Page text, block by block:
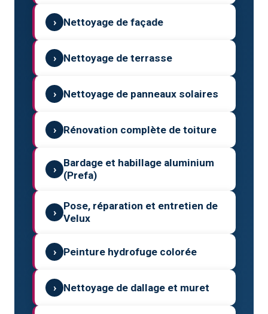
› Nettoyage de façade
› Nettoyage de terrasse
› Nettoyage de panneaux solaires
› Rénovation complète de toiture
›
Bardage et habillage aluminium
(Prefa)
›
Pose, réparation et entretien de
Velux
› Peinture hydrofuge colorée
› Nettoyage de dallage et muret